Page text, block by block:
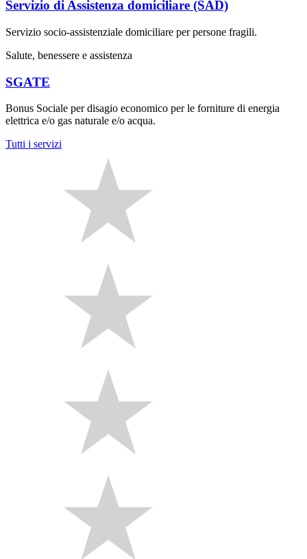
Servizio di Assistenza domiciliare (SAD)
Servizio socio-assistenziale domiciliare per persone fragili.
Salute, benessere e assistenza
SGATE
Bonus Sociale per disagio economico per le forniture di energia
elettrica e/o gas naturale e/o acqua.
Tutti i servizi